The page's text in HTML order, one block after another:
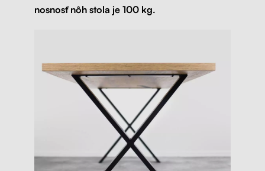
nosnosť nôh stola je 100 kg.